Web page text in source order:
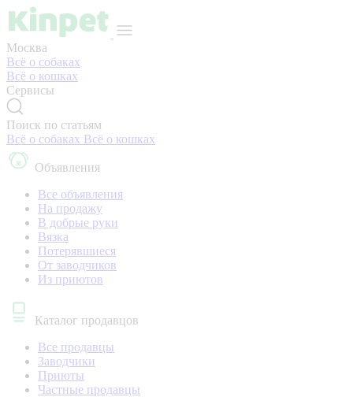
Москва
Всё о собаках
Всё о кошках
Сервисы
Поиск по статьям
Всё о собаках Всё о кошках
Объявления
Все объявления
На продажу
В добрые руки
Вязка
Потерявшиеся
От заводчиков
Из приютов
Каталог продавцов
Все продавцы
Заводчики
Приюты
Частные продавцы